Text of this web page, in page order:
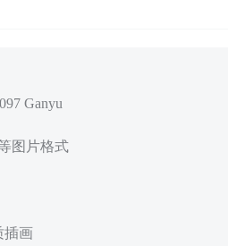
Ganyu
图片格式
插画